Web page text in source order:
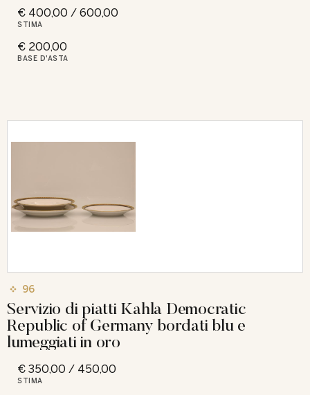
€ 400,00 / 600,00
STIMA
€ 200,00
BASE D'ASTA
96
Servizio di piatti Kahla Democratic
Republic of Germany bordati blu e
lumeggiati in oro
€ 350,00 / 450,00
STIMA